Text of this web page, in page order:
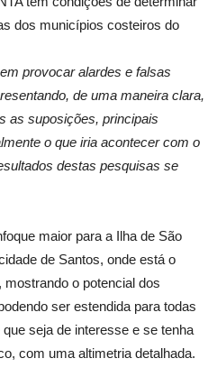
dos municípios costeiros do
provocar alardes e falsas
de uma maneira clara,
as suposições, principais
o que iria acontecer com o
destas pesquisas se
maior para a Ilha de São
de Santos, onde está o
o potencial dos
ser estendida para todas
seja de interesse e se tenha
com uma altimetria detalhada.